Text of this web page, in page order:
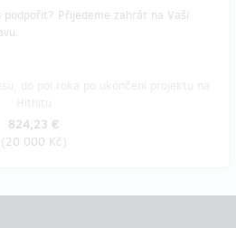
Přijedeme zahrát na Vaši
824,23 €
(20 000 Kč)